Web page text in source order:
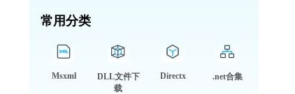
常用分类
Msxml
DLL文件下
载
Directx .net合集